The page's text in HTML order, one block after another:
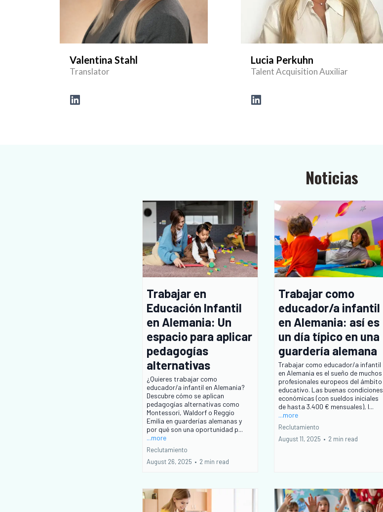
Valentina Stahl
Translator
Lucia Perkuhn
Talent Acquisition Auxiliar
Noticias
Trabajar en
Educación Infantil
en Alemania: Un
espacio para aplicar
pedagogías
alternativas
¿Quieres trabajar como
educador/a infantil en Alemania?
Descubre cómo se aplican
pedagogías alternativas como
Montessori, Waldorf o Reggio
Emilia en guarderías alemanas y
por qué son una oportunidad p...
...more
Reclutamiento
August 26, 2025 • 2 min read
Trabajar como
educador/a infantil
en Alemania: así es
un día típico en una
guardería alemana
Trabajar como educador/a infantil
en Alemania es el sueño de muchos
profesionales europeos del ámbito
educativo. Las buenas condiciones
económicas (con sueldos iniciales
de hasta 3.400 € mensuales), l...
...more
Reclutamiento
August 11, 2025 • 2 min read